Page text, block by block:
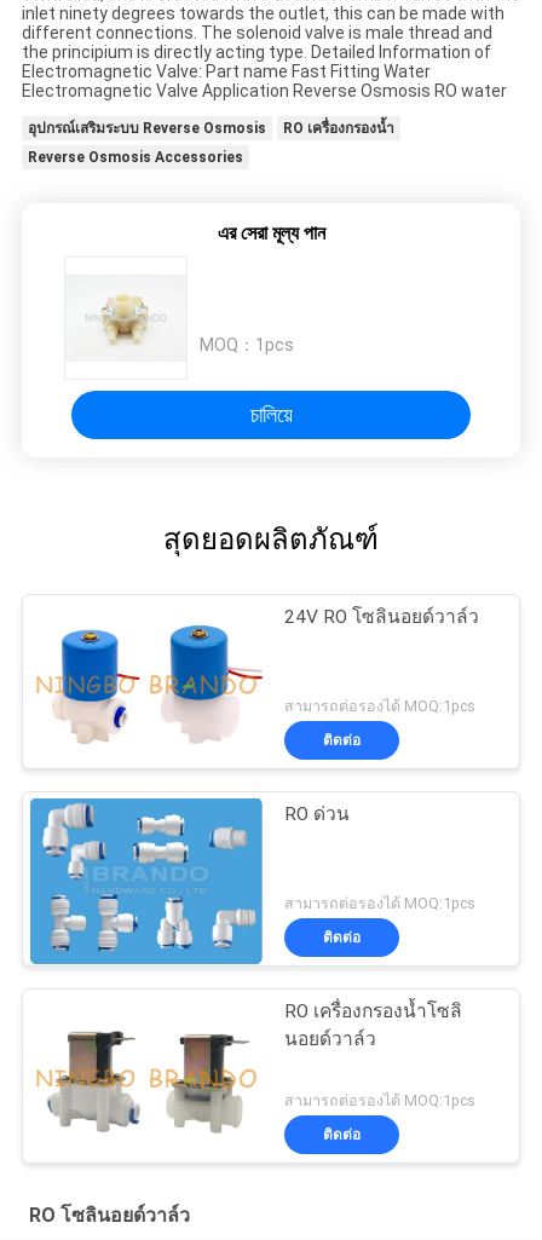
นโยบาย
ความ
เป็น
inlet ninety degrees towards the outlet, this can be made with
different connections. The solenoid valve is male thread and
the principium is directly acting type. Detailed Information of
Electromagnetic Valve: Part name Fast Fitting Water
Electromagnetic Valve Application Reverse Osmosis RO water
อุปกรณ์เสริมระบบ Reverse Osmosis
RO เครื่องกรองน้ำ
Reverse Osmosis Accessories
এর সেরা মূল্য পান
MOQ： 1pcs
চালিয়ে
สุดยอดผลิตภัณฑ์
24V RO โซลินอยด์วาล์ว
สามารถต่อรองได้ MOQ:1pcs
ติดต่อ
RO ด่วน
สามารถต่อรองได้ MOQ:1pcs
ติดต่อ
RO เครื่องกรองน้ำโซลิ
นอยด์วาล์ว
สามารถต่อรองได้ MOQ:1pcs
ติดต่อ
RO โซลินอยด์วาล์ว